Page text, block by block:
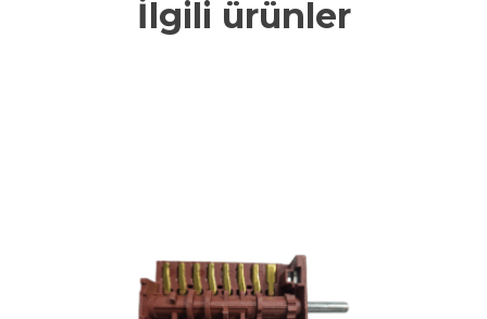
İlgili ürünler